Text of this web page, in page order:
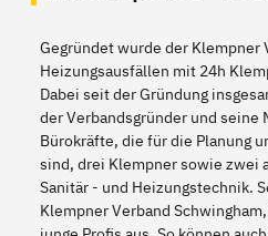
Gegründet wurde der Klempner
Heizungsausfällen mit 24h
Dabei seit der Gründung
der Verbandsgründer und seine
Bürokräfte, die für die Planung
sind, drei Klempner sowie zwei
Sanitär - und Heizungstechnik.
Klempner Verband